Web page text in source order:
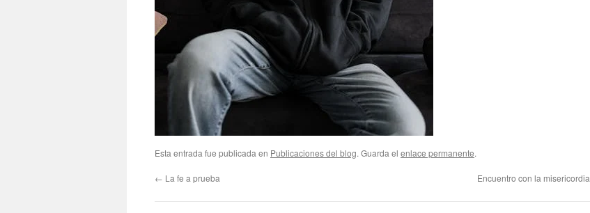
Esta entrada fue publicada en Publicaciones del blog. Guarda el enlace permanente.
← La fe a prueba Encuentro con la misericordia